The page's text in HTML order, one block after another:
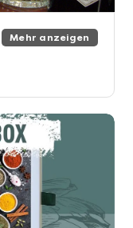
Mehr anzeigen